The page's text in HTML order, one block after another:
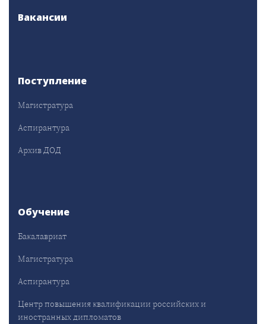
Вакансии
Поступление
Магистратура
Аспирантура
Архив ДОД
Обучение
Бакалавриат
Магистратура
Аспирантура
Центр повышения квалификации российских и
иностранных дипломатов